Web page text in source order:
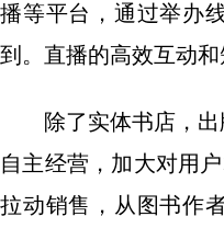
播等平台，通过举办
到。直播的高效互动
除了实体书店，出
自主经营，加大对用
拉动销售，从图书作